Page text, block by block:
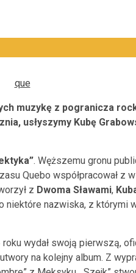
muzykę z pogranicza
usłyszymy Kubę
. Węższemu gronu
Quebo współpracował z
z Dwoma Sławami,
niektóre nazwiska, z którymi
wydał swoją pierwszą,
na kolejny album. Z